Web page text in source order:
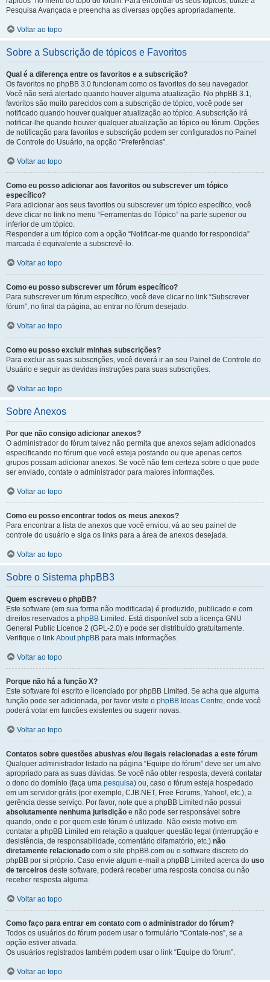
Pesquisa Avançada e preencha as diversas opções apropriadamente.
Voltar ao topo
Sobre a Subscrição de tópicos e Favoritos
Qual é a diferença entre os favoritos e a subscrição?
Os favoritos no phpBB 3.0 funcionam como os favoritos do seu navegador.
Você não será alertado quando houver alguma atualização. No phpBB 3.1,
favoritos são muito parecidos com a subscrição de tópico, você pode ser
notificado quando houver qualquer atualização ao tópico. A subscrição irá
notificar-lhe quando houver qualquer atualização ao tópico ou fórum. Opções
de notificação para favoritos e subscrição podem ser configurados no Painel
de Controle do Usuário, na opção “Preferências”.
Voltar ao topo
Como eu posso adicionar aos favoritos ou subscrever um tópico
específico?
Para adicionar aos seus favoritos ou subscrever um tópico específico, você
deve clicar no link no menu “Ferramentas do Tópico” na parte superior ou
inferior de um tópico.
Responder a um tópico com a opção “Notificar-me quando for respondida”
marcada é equivalente a subscrevê-lo.
Voltar ao topo
Como eu posso subscrever um fórum específico?
Para subscrever um fórum específico, você deve clicar no link “Subscrever
fórum”, no final da página, ao entrar no fórum desejado.
Voltar ao topo
Como eu posso excluir minhas subscrições?
Para excluir as suas subscrições, você deverá ir ao seu Painel de Controle do
Usuário e seguir as devidas instruções para suas subscrições.
Voltar ao topo
Sobre Anexos
Por que não consigo adicionar anexos?
O administrador do fórum talvez não permita que anexos sejam adicionados
especificando no fórum que você esteja postando ou que apenas certos
grupos possam adicionar anexos. Se você não tem certeza sobre o que pode
ser enviado, contate o administrador para maiores informações.
Voltar ao topo
Como eu posso encontrar todos os meus anexos?
Para encontrar a lista de anexos que você enviou, vá ao seu painel de
controle do usuário e siga os links para a área de anexos desejada.
Voltar ao topo
Sobre o Sistema phpBB3
Quem escreveu o phpBB?
Este software (em sua forma não modificada) é produzido, publicado e com
direitos reservados a phpBB Limited . Está disponível sob a licença GNU
General Public Licence 2 (GPL-2.0) e pode ser distribuído gratuitamente.
Verifique o link About phpBB para mais informações.
Voltar ao topo
Porque não há a função X?
Este software foi escrito e licenciado por phpBB Limited. Se acha que alguma
função pode ser adicionada, por favor visite o phpBB Ideas Centre, onde você
poderá votar em funcões existentes ou sugerir novas.
Voltar ao topo
Contatos sobre questões abusivas e/ou ilegais relacionadas a este fórum
Qualquer administrador listado na página “Equipe do fórum” deve ser um alvo
apropriado para as suas dúvidas. Se você não obter resposta, deverá contatar
o dono do domínio (faça uma pesquisa) ou, caso o fórum esteja hospedado
em um servidor grátis (por exemplo, CJB.NET, Free Forums, Yahoo!, etc.), a
gerência desse serviço. Por favor, note que a phpBB Limited não possui
absolutamente nenhuma jurisdição e não pode ser responsável sobre
quando, onde e por quem este fórum é utilizado. Não existe motivo em
contatar a phpBB Limited em relação a qualquer questão legal (interrupção e
desistência, de responsabilidade, comentário difamatório, etc.) não
diretamente relacionado com o site phpBB.com ou o software discreto do
phpBB por si próprio. Caso envie algum e-mail a phpBB Limited acerca do uso
de terceiros deste software, poderá receber uma resposta concisa ou não
receber resposta alguma.
Voltar ao topo
Como faço para entrar em contato com o administrador do fórum?
Todos os usuários do fórum podem usar o formulário “Contate-nos”, se a
opção estiver ativada.
Os usuários registrados também podem usar o link “Equipe do fórum”.
Voltar ao topo